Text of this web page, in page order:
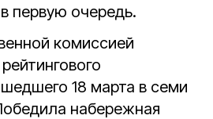
первую очередь.
комиссией
18 марта в семи
набережная